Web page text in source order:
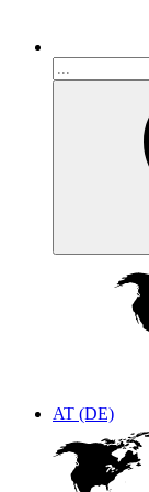
AT (DE)